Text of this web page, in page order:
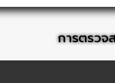
การตรวจ